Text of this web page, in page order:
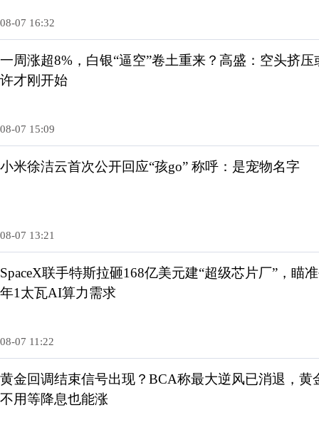
08-07 16:32
一周涨超8%，白银“逼空”卷土重来？高盛：空头挤压
许才刚开始
08-07 15:09
小米徐洁云首次公开回应“孩go” 称呼：是宠物名字
08-07 13:21
SpaceX联手特斯拉砸168亿美元建“超级芯片厂”，瞄
年1太瓦AI算力需求
08-07 11:22
黄金回调结束信号出现？BCA称最大逆风已消退，黄
不用等降息也能涨